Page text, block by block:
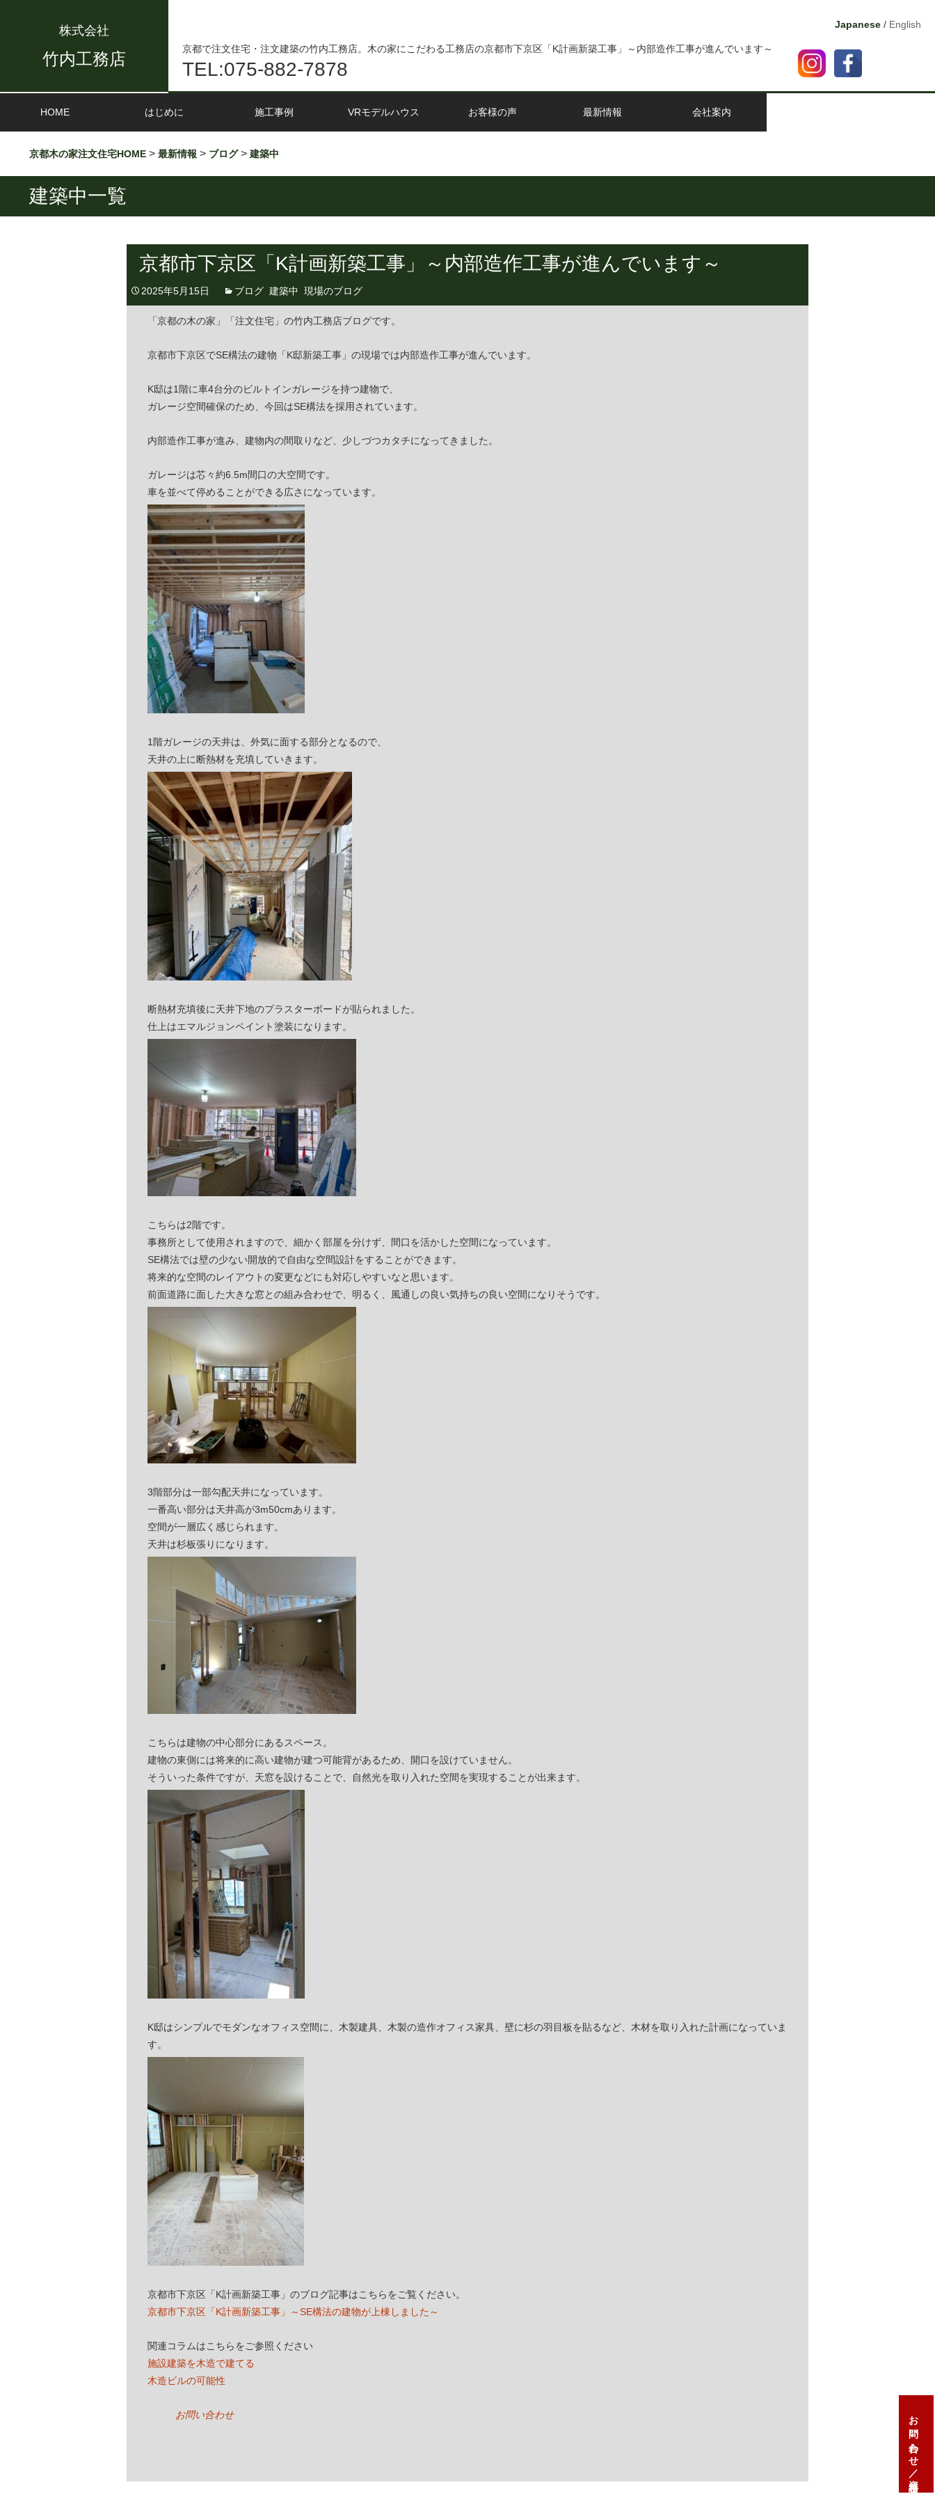
株式会社
竹内工務店
Japanese / English
京都で注文住宅・注文建築の竹内工務店。木の家にこだわる工務店の京都市下京区「K計画新築工事」～内部造作工事が進んでいます～
TEL:075-882-7878
HOME はじめに 施工事例 VRモデルハウス お客様の声 最新情報 会社案内
京都木の家注文住宅HOME > 最新情報 > ブログ> 建築中
建築中一覧
京都市下京区「K計画新築工事」～内部造作工事が進んでいます～
2025年5月15日 ブログ 建築中 現場のブログ
「京都の木の家」「注文住宅」の竹内工務店ブログです。
京都市下京区でSE構法の建物「K邸新築工事」の現場では内部造作工事が進んでいます。
K邸は1階に車4台分のビルトインガレージを持つ建物で、
ガレージ空間確保のため、今回はSE構法を採用されています。
内部造作工事が進み、建物内の間取りなど、少しづつカタチになってきました。
ガレージは芯々約6.5m間口の大空間です。
車を並べて停めることができる広さになっています。
1階ガレージの天井は、外気に面する部分となるので、
天井の上に断熱材を充填していきます。
断熱材充填後に天井下地のプラスターボードが貼られました。
仕上はエマルジョンペイント塗装になります。
こちらは2階です。
事務所として使用されますので、細かく部屋を分けず、間口を活かした空間になっています。
SE構法では壁の少ない開放的で自由な空間設計をすることができます。
将来的な空間のレイアウトの変更などにも対応しやすいなと思います。
前面道路に面した大きな窓との組み合わせで、明るく、風通しの良い気持ちの良い空間になりそうです。
3階部分は一部勾配天井になっています。
一番高い部分は天井高が3m50cmあります。
空間が一層広く感じられます。
天井は杉板張りになります。
こちらは建物の中心部分にあるスペース。
建物の東側には将来的に高い建物が建つ可能背があるため、開口を設けていません。
そういった条件ですが、天窓を設けることで、自然光を取り入れた空間を実現することが出来ます。
K邸はシンプルでモダンなオフィス空間に、木製建具、木製の造作オフィス家具、壁に杉の羽目板を貼るなど、木材を取り入れた計画になっていま
す。
京都市下京区「K計画新築工事」のブログ記事はこちらをご覧ください。
京都市下京区「K計画新築工事」～SE構法の建物が上棟しました～
関連コラムはこちらをご参照ください
施設建築を木造で建てる
木造ビルの可能性
お問い合わせ お問い合わせ／資料請求